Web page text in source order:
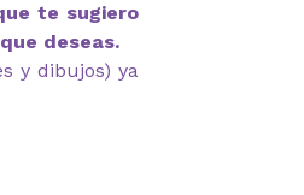
te sugiero
deseas.
y dibujos) ya